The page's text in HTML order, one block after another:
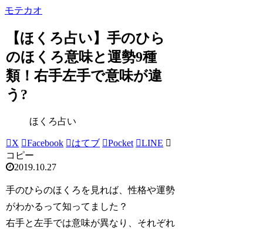
モテカオ
【ほくろ占い】手のひら
のほくろ意味と運勢9種
類！右手左手で意味が違
う?
ほくろ占い
X Facebook はてブ Pocket
LINE
コピー
2019.10.27
手のひらのほくろを見れば、性格や運勢
がわかるって知ってました？
右手と左手では意味が異なり、それぞれ